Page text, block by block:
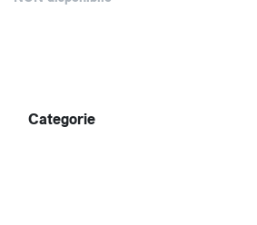
Categorie